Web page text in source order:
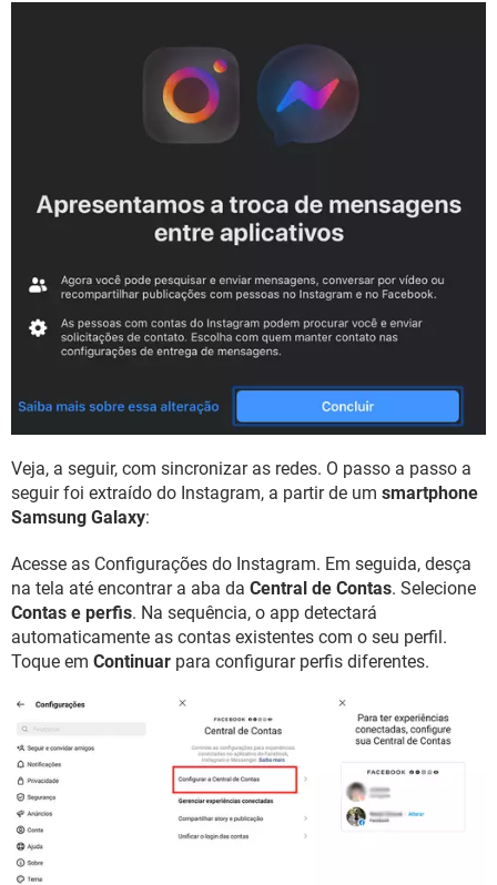
Veja, a seguir, com sincronizar as redes. O passo a passo a
seguir foi extraído do Instagram, a partir de um smartphone
Samsung Galaxy:
Acesse as Configurações do Instagram. Em seguida, desça
na tela até encontrar a aba da Central de Contas. Selecione
Contas e perfis. Na sequência, o app detectará
automaticamente as contas existentes com o seu perfil.
Toque em Continuar para configurar perfis diferentes.